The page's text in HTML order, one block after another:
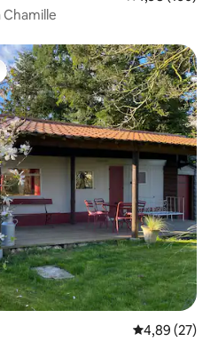
Évaluation
4,89 (27)